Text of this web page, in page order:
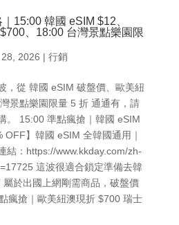
15:00 韓國 eSIM $12、
、18:00 台灣景點樂園限
2026 | 行銷
，從 韓國 eSIM 破盤價、歐美紐
景點樂園限量 5 折 通通有，請
。 15:00 準點瘋搶｜韓國 eSIM
】韓國 eSIM 全韓國通用｜
結：https://www.kkday.com/zh-
這波很適合鎖定準備去韓
於出國上網剛需商品，破盤價
瘋搶｜歐美紐澳現折 $700 瑞士